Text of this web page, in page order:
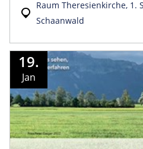
Raum Theresienkirche, 1.
Schaanwald
19.
Jan